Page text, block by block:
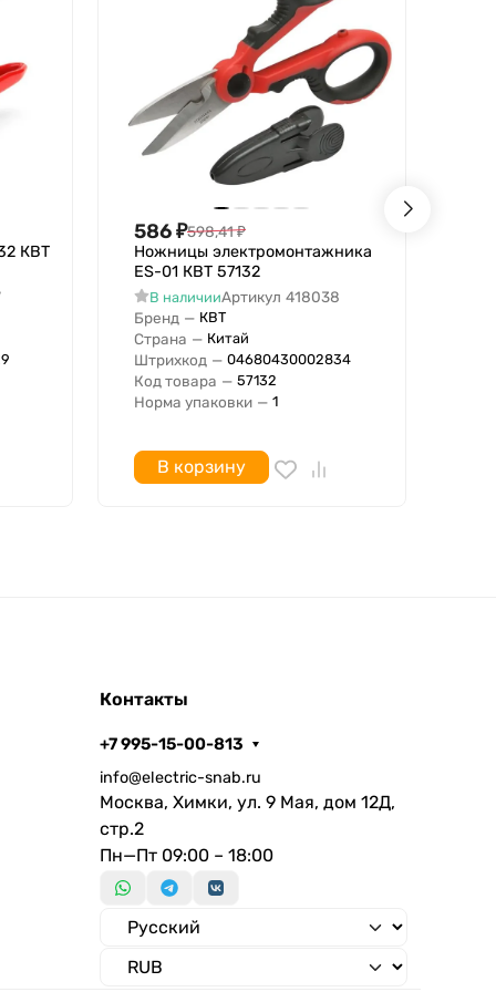
КВТ
586₽598,41₽
Ножницы электромонтажника
ES-01 КВТ 57132
В наличииАртикул 418038
Бренд — КВТ
Страна — Китай
Штрихкод — 04680430002834
Код товара — 57132
Норма упаковки — 1
В корзину
Контакты
+7 995-15-00-813
info@electric-snab.ru
Москва, Химки, ул. 9 Мая, дом 12Д,
стр.2
Пн—Пт 09:00 – 18:00